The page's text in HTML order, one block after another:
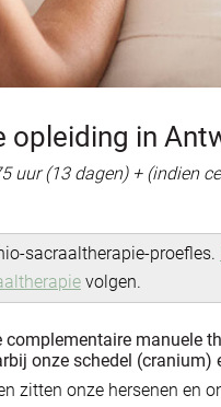
opleiding in
uur (13 dagen) + (indien
sacraaltherapie-proefles.
volgen.
manuele
onze schedel
zitten onze hersenen en